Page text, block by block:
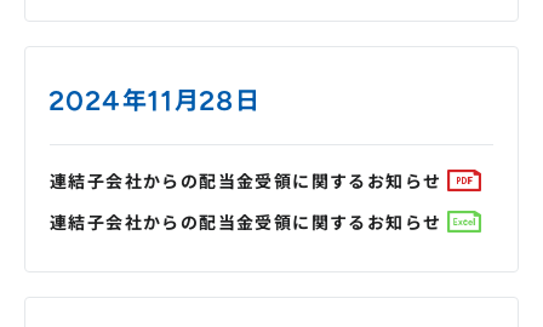
2024年11月28日
連結子会社からの配当金受領に関するお知らせ
連結子会社からの配当金受領に関するお知らせ